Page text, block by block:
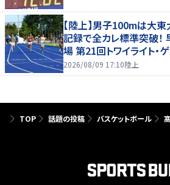
【陸上】男子100mは大
記録で全カレ標準突破！
場 第21回トワイライト・
2026/08/09 17:10陸上
TOP 話題の投稿 バスケットボール